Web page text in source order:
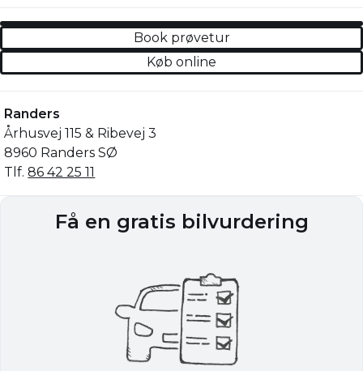
Book prøvetur
Køb online
Randers
Århusvej 115 & Ribevej 3
8960 Randers SØ
Tlf.86 42 25 11
Få en gratis bilvurdering